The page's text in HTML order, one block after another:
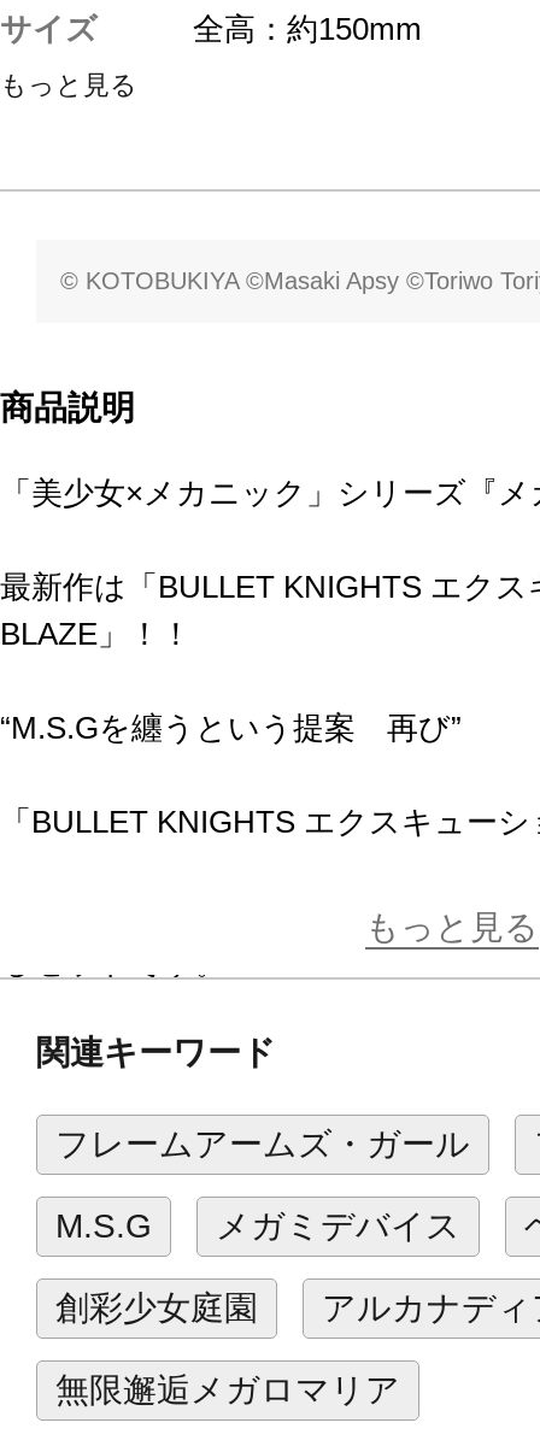
サイズ
全高：約150mm
もっと見る
© KOTOBUKIYA ©Masaki Apsy ©Toriwo
商品説明
「美少女×メカニック」シリーズ『
最新作は「BULLET KNIGHTS エク
BLAZE」！！
“M.S.Gを纏うという提案 再び”
「BULLET KNIGHTS エクスキュー
み合わせる事で更にバリエーション
メージチェンジ。
3種の新表情フェイスが付属します。
【付属品/ギミック】
・本体をダークカラーから、ダーク
リアーレッドで成型されたホロニッ
ピアに変更。更にエフェクトアーム
た処刑人に生まれ変わりました。
もっと見る
関連キーワード
フレームアームズ・ガール
M.S.G メガミデバイス
創彩少女庭園 アルカナディ
無限邂逅メガロマリア